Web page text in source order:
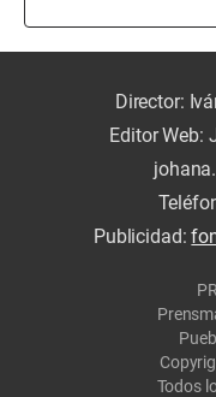
Director:
Editor Web:
Publicidad:
Todos